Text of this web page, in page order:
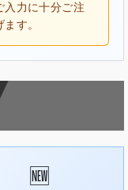
入力に十分ご注
す。
🆕